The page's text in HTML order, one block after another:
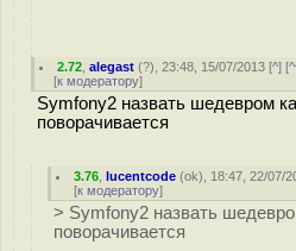
2.72 ,alegast (?), 23:48, 15/07/2013 [^] [
[к модератору]
Symfony2 назвать шедевром
поворачивается
3.76 ,lucentcode (ok), 18:47, 22/07/
[к модератору]
> Symfony2 назвать
поворачивается